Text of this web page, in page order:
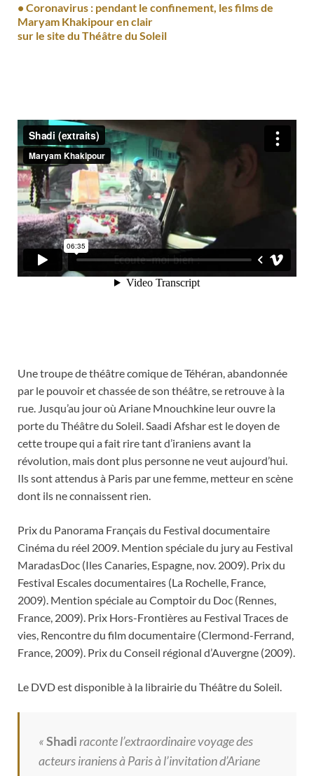
• Coronavirus : pendant le confinement, les films de
Maryam Khakipour en clair
sur le site du Théâtre du Soleil
Une troupe de théâtre comique de Téhéran, abandonnée
par le pouvoir et chassée de son théâtre, se retrouve à la
rue. Jusqu’au jour où Ariane Mnouchkine leur ouvre la
porte du Théâtre du Soleil. Saadi Afshar est le doyen de
cette troupe qui a fait rire tant d’iraniens avant la
révolution, mais dont plus personne ne veut aujourd’hui.
Ils sont attendus à Paris par une femme, metteur en scène
dont ils ne connaissent rien.
Prix du Panorama Français du Festival documentaire
Cinéma du réel 2009. Mention spéciale du jury au Festival
MaradasDoc (Iles Canaries, Espagne, nov. 2009). Prix du
Festival Escales documentaires (La Rochelle, France,
2009). Mention spéciale au Comptoir du Doc (Rennes,
France, 2009). Prix Hors-Frontières au Festival Traces de
vies, Rencontre du film documentaire (Clermond-Ferrand,
France, 2009). Prix du Conseil régional d’Auvergne (2009).
Le DVD est disponible à la librairie du Théâtre du Soleil.
«Shadi raconte l’extraordinaire voyage des
acteurs iraniens à Paris à l’invitation d’Ariane